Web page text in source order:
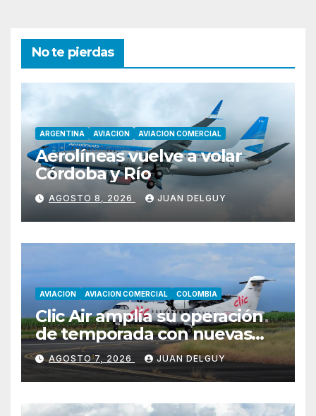
No te pierdas
ARGENTINA AVIACION AVIACION COMERCIAL
Aerolíneas vuelve a volar
Córdoba y Río
AGOSTO 8, 2026 JUAN DELGUY
AVIACION AVIACION COMERCIAL COLOMBIA
Clic Air amplía su operación
de temporada con nuevas
rutas hacia Cartagena y Tolú
AGOSTO 7, 2026 JUAN DELGUY